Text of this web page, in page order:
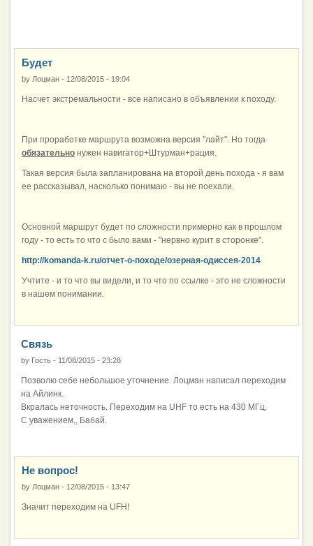
Будет
by Лоцман - 12/08/2015 - 19:04
Насчет экстремальности - все написано в объявлении к походу.
При проработке маршрута возможна версия "лайт". Но тогда
обязательно нужен навигатор+Штурман+рация.
Такая версия была запланирована на второй день похода - я вам
ее рассказывал, насколько понимаю - вы не поехали.
Основной маршрут будет по сложности примерно как в прошлом
году - то есть то что с было вами - "нервно курит в сторонке".
http://komanda-k.ru/отчет-о-походе/озерная-одиссея-2014
Учтите - и то что вы видели, и то что по ссылке - это не сложности
в нашем понимании.
Связь
by Гость - 11/08/2015 - 23:28
Позволю себе небольшое уточнение. Лоцман написал переходим
на Айлинк.
Вкралась неточность. Переходим на UHF то есть на 430 МГц.
С уважением,, Бабай.
Не вопрос!
by Лоцман - 12/08/2015 - 13:47
Значит переходим на UFH!